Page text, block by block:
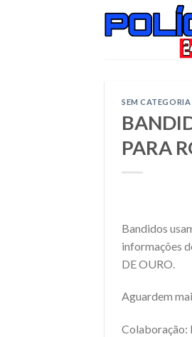
SEM CATEGORIA
PARA
Bandidos
informações
DE OURO.
Aguardem
Colaboração: